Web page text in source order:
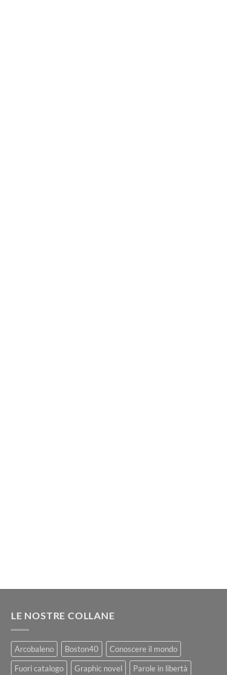
LE NOSTRE COLLANE
Arcobaleno Boston40
Conoscere il mondo
Fuori catalogo
Graphic novel Parole in libertà